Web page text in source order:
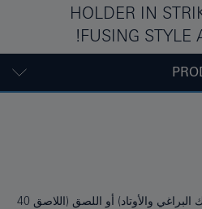
HOLDER IN
FUSING STYLE
ملائم للف البرغي (بما في ذلك البراغي والأوتاد) أو اللصق (اللاصق 40